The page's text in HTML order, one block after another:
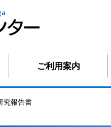
ご利用案内
報告書